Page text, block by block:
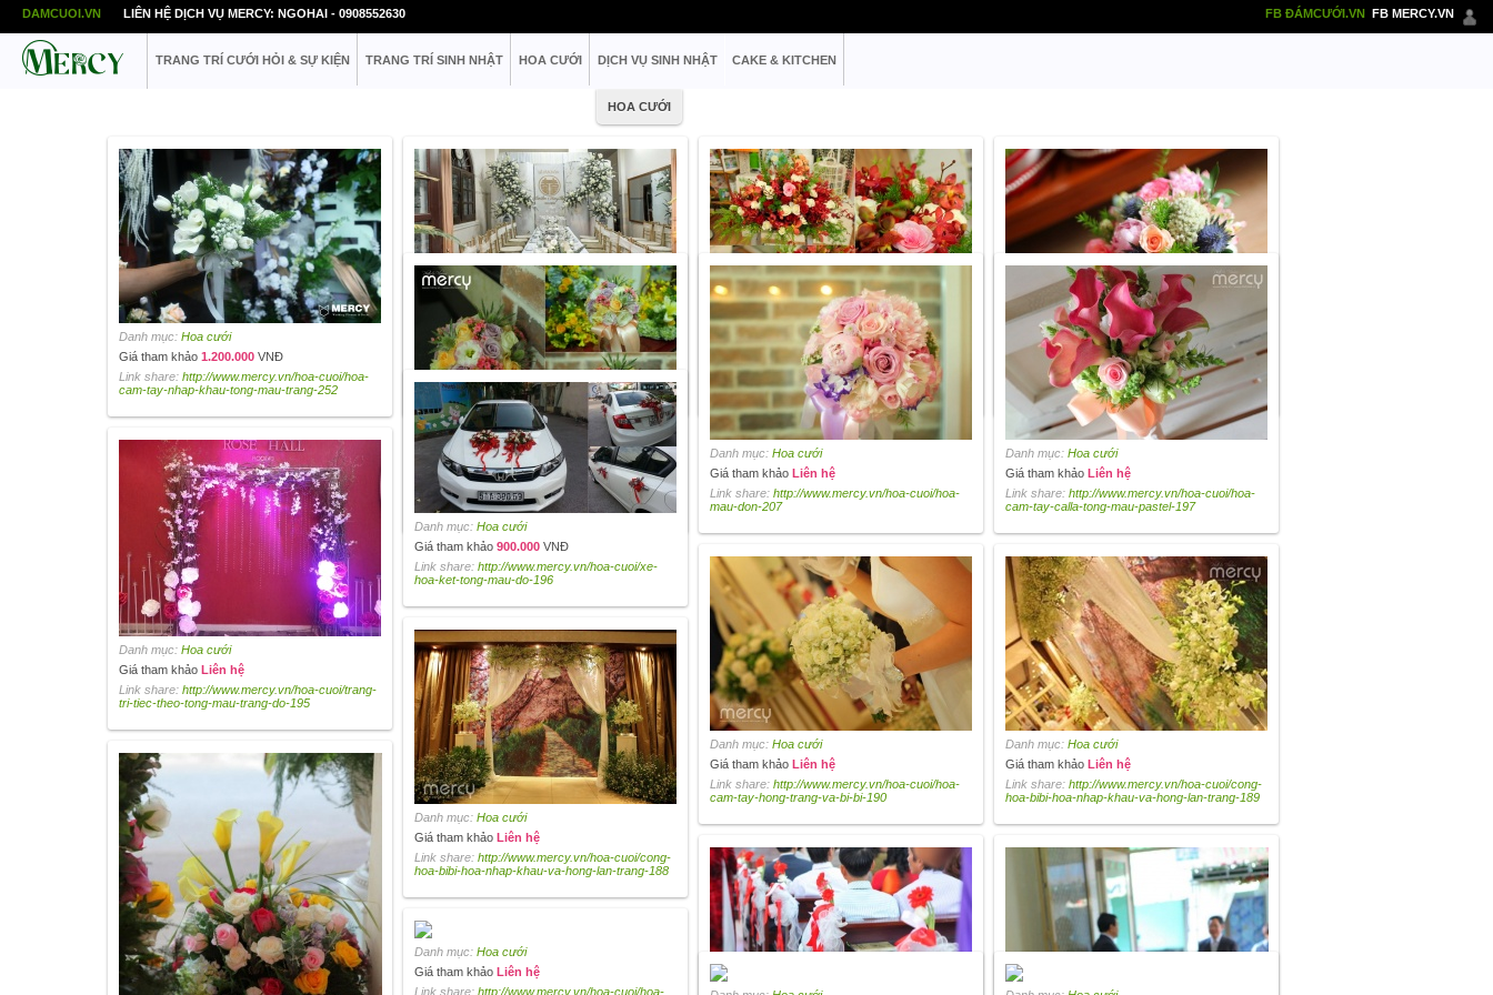
DAMCUOI.VN LIÊN HỆ DỊCH VỤ MERCY: NGOHAI - 0908552630 FB ĐÁMCƯỚI.VN FB MERCY.VN
TRANG TRÍ CƯỚI HỎI & SỰ KIỆN TRANG TRÍ SINH NHẬT HOA CƯỚI DỊCH VỤ SINH NHẬT CAKE & KITCHEN
HOA CƯỚI
Danh mục: Hoa cưới
Giá tham khảo 1.200.000 VNĐ
Link share: http://www.mercy.vn/hoa-cuoi/hoa-
cam-tay-nhap-khau-tong-mau-trang-252
Danh mục:Hoa cưới
Giá tham khảoLiên hệ
pham-hoa-cuoi-test-251
Danh mục:Hoa cưới
Liên hệ
Link share:
http://www.mercy.vn/hoa-cuoi/hoa-
cuoi-226
Danh mục:Hoa cưới
Giá tham khảo
Liên hệ
Link share:http://www.mercy.vn/hoa-cuoi/hoa-
mau-don-tong-mau-pastel-209
Danh mục:Hoa cưới
Giá tham khảoLiên hệ
Link share:http://www.mercy.vn/hoa-cuoi/hoa-
tong-mau-pastel-208
Danh mục: Hoa cưới
Giá tham khảo Liên hệ
Link share: http://www.mercy.vn/hoa-cuoi/hoa-
mau-don-207
Danh mục: Hoa cưới
Giá tham khảo Liên hệ
Link share: http://www.mercy.vn/hoa-cuoi/hoa-
cam-tay-calla-tong-mau-pastel-197
Danh mục: Hoa cưới
Giá tham khảo 900.000 VNĐ
Link share: http://www.mercy.vn/hoa-cuoi/xe-
hoa-ket-tong-mau-do-196
Danh mục: Hoa cưới
Giá tham khảo Liên hệ
Link share: http://www.mercy.vn/hoa-cuoi/trang-
tri-tiec-theo-tong-mau-trang-do-195
Danh mục: Hoa cưới
Giá tham khảo Liên hệ
Link share: http://www.mercy.vn/hoa-cuoi/hoa-
cam-tay-hong-trang-va-bi-bi-190
Danh mục: Hoa cưới
Giá tham khảo Liên hệ
Link share: http://www.mercy.vn/hoa-cuoi/cong-
hoa-bibi-hoa-nhap-khau-va-hong-lan-trang-189
Danh mục: Hoa cưới
Giá tham khảo Liên hệ
Link share: http://www.mercy.vn/hoa-cuoi/cong-
hoa-bibi-hoa-nhap-khau-va-hong-lan-trang-188
Danh mục: Hoa cưới
Giá tham khảo Liên hệ
Link share: http://www.mercy.vn/hoa-cuoi/hoa-